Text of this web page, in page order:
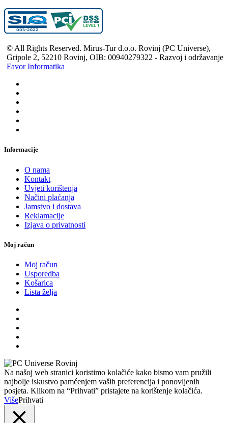
© All Rights Reserved. Mirus-Tur d.o.o. Rovinj (PC Universe),
Gripole 2, 52210 Rovinj, OIB: 00940279322 - Razvoj i održavanje
Favor Informatika
Informacije
O nama
Kontakt
Uvjeti korištenja
Načini plaćanja
Jamstvo i dostava
Reklamacije
Izjava o privatnosti
Moj račun
Moj račun
Usporedba
Košarica
Lista želja
Na našoj web stranici koristimo kolačiće kako bismo vam pružili
najbolje iskustvo pamćenjem vaših preferencija i ponovljenih
posjeta. Klikom na “Prihvati” pristajete na korištenje kolačića.
VišePrihvati